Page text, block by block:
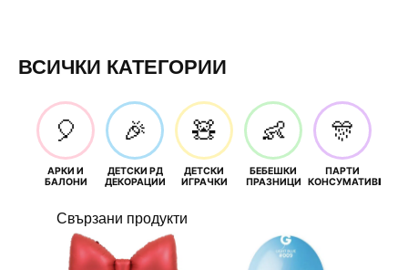
ВСИЧКИ КАТЕГОРИИ
🎈
АРКИ И
БАЛОНИ
🎉
ДЕТСКИ РД
ДЕКОРАЦИИ
🧸
ДЕТСКИ
ИГРАЧКИ
👶
БЕБЕШКИ
ПРАЗНИЦИ
🎊
ПАРТИ
КОНСУМАТИВИ
Свързани продукти